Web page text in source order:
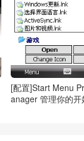
[配置]Start Menu
anager 管理你的开